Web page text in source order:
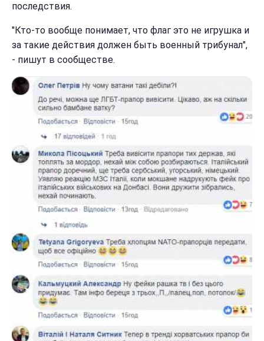
последствия.
"Кто-то вообще понимает, что флаг это не игрушка и
за такие действия должен быть военный трибунал",
- пишут в сообществе.